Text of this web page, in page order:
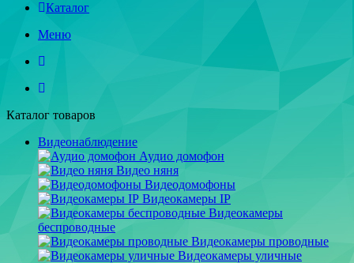
Каталог
Меню
Каталог товаров
Видеонаблюдение
Аудио домофон
Видео няня
Видеодомофоны
Видеокамеры IP
Видеокамеры
беспроводные
Видеокамеры проводные
Видеокамеры уличные